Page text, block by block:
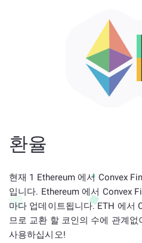
환율
현재 1 Ethereum 에서 Convex
입니다. Ethereum 에서 Convex
마다 업데이트됩니다. ETH 에서
므로 교환 할 코인의 수에 관계
사용하십시오!